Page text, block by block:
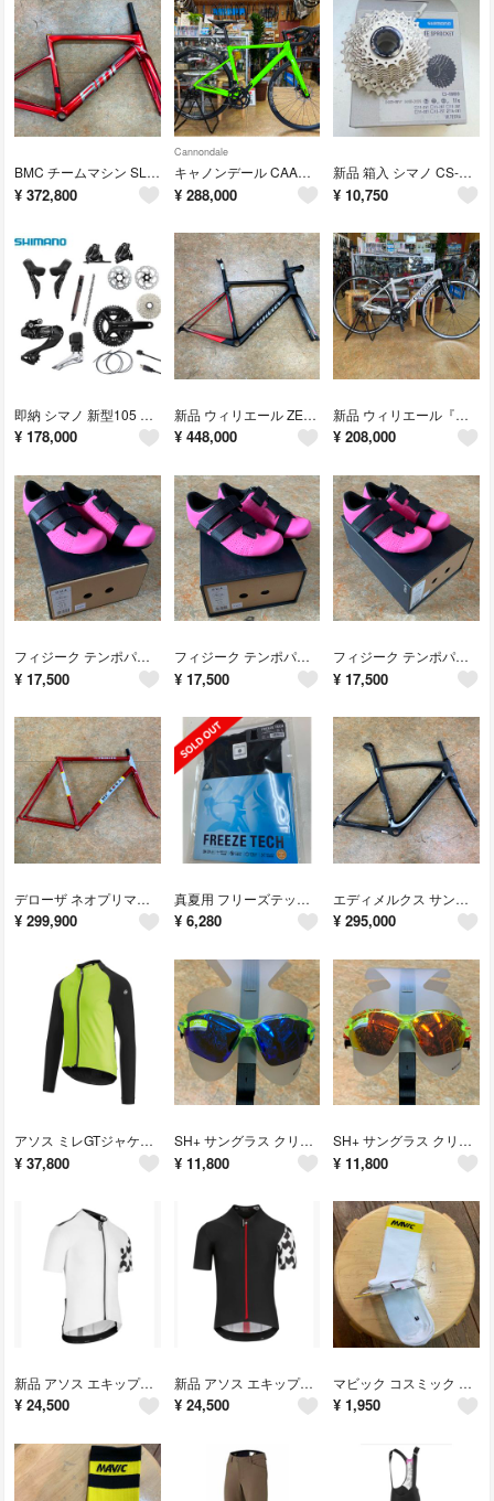
BMC チームマシン SLR FRS V2 フレームセット 51サイズ
¥ 372,800
Cannondale
キャノンデール CAAD13アルミ 105ディスク 51サイズ アシッドライム
¥ 288,000
新品 箱入 シマノ CS-R8000 11速ジュニア用スプロケット 14-28T
¥ 10,750
即納 シマノ 新型105 DI2 R7100系24速 フルコンポ
¥ 178,000
新品 ウィリエール ZERO-SL カーボンディスクブレーキフレームMサイズ
¥ 448,000
新品 ウィリエール『MONTE4』白 XSサイズ 105仕様 アルミ
¥ 208,000
フィジーク テンポパワーストラップ R5 レディースピンク 37.5サイズ
¥ 17,500
フィジーク テンポパワーストラップ R5 レディースピンク 38サイズ
¥ 17,500
フィジーク テンポパワーストラップ R5 レディースピンク 38.5サイズ
¥ 17,500
デローザ ネオプリマート クロモリ 53サイズ レッド最適(175~180cm)
¥ 299,900
真夏用 フリーズテック 冷感ノースリーブ アンダー Lサイズ ブラック 冷却仕様
¥ 6,280
エディメルクス サンレモ76ディスクブレーキ対応 ロードフレーム Mサイズ
¥ 295,000
アソス ミレGTジャケットウインター Mサイズ
¥ 37,800
SH+ サングラス クリスタルイエローブルー『RG5000WX』交換レンズ2枚付
¥ 11,800
SH+ サングラス クリスタルイエロー『RG5000WX』交換レンズ2枚付き
¥ 11,800
新品 アソス エキップRS エアロSS半袖ジャジー Lサイズ 白
¥ 24,500
新品 アソス エキップRS エアロSS半袖ジャジー Lサイズ 黒
¥ 24,500
マビック コスミック ハイソックス 夏用 Lサイズ(43~46) ホワイト
¥ 1,950